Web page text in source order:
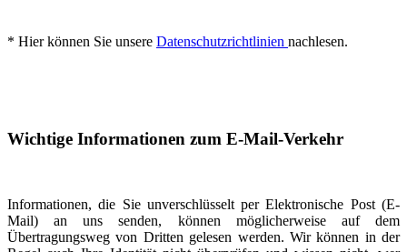
* Hier können Sie unsere Datenschutzrichtlinien nachlesen.
Wichtige Informationen zum E-Mail-Verkehr
Informationen, die Sie unverschlüsselt per Elektronische Post (E-
Mail) an uns senden, können möglicherweise auf dem
Übertragungsweg von Dritten gelesen werden. Wir können in der